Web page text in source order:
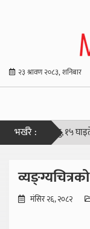
२३ श्रावण २०८३, शनिबार
भर्खरै :
जनाको मृत्यु, १५ घाइते |
मंसिर २६, २०८२